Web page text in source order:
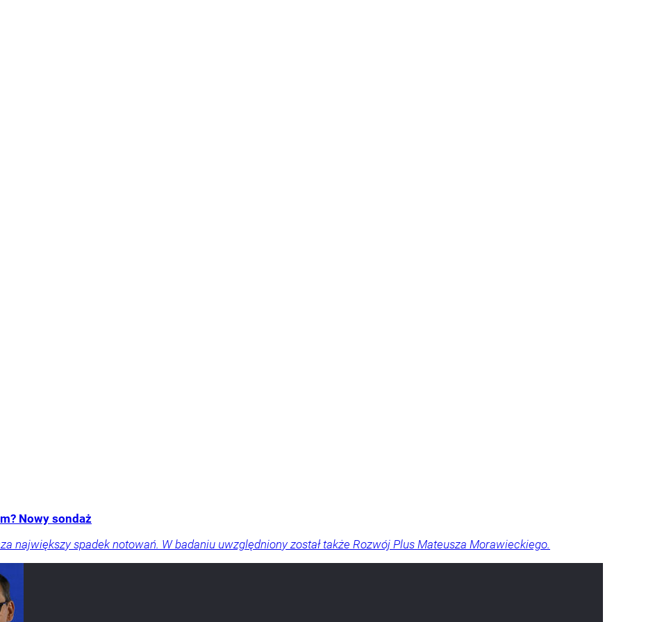
Nowy sondaż
największy spadek notowań. W badaniu uwzględniony został także Rozwój Plus Mateusza Morawieckiego.